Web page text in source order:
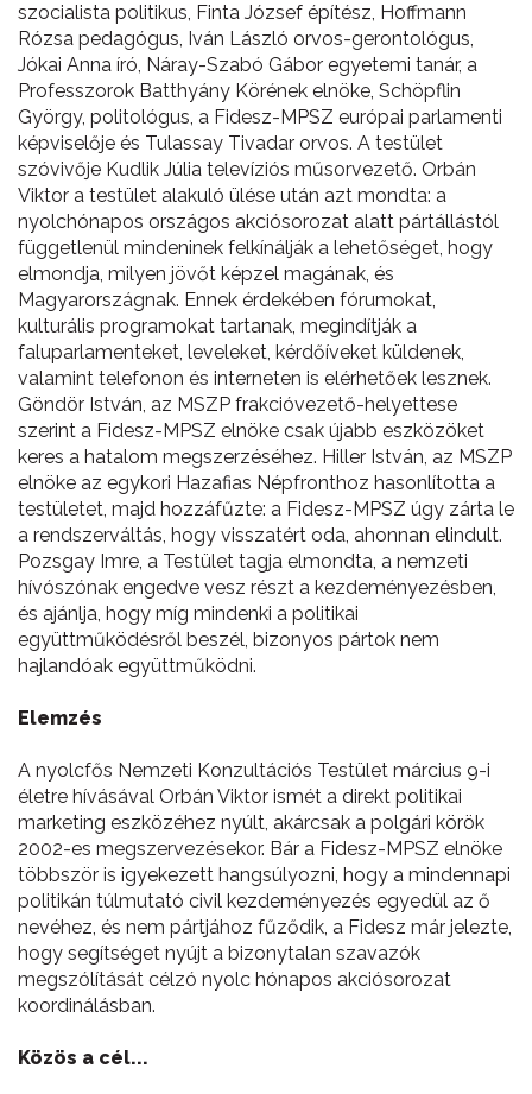
szocialista politikus, Finta József építész, Hoffmann
Rózsa pedagógus, Iván László orvos-gerontológus,
Jókai Anna író, Náray-Szabó Gábor egyetemi tanár, a
Professzorok Batthyány Körének elnöke, Schöpflin
György, politológus, a Fidesz-MPSZ európai parlamenti
képviselője és Tulassay Tivadar orvos. A testület
szóvivője Kudlik Júlia televíziós műsorvezető. Orbán
Viktor a testület alakuló ülése után azt mondta: a
nyolchónapos országos akciósorozat alatt pártállástól
függetlenül mindeninek felkínálják a lehetőséget, hogy
elmondja, milyen jövőt képzel magának, és
Magyarországnak. Ennek érdekében fórumokat,
kulturális programokat tartanak, megindítják a
faluparlamenteket, leveleket, kérdőíveket küldenek,
valamint telefonon és interneten is elérhetőek lesznek.
Göndör István, az MSZP frakcióvezető-helyettese
szerint a Fidesz-MPSZ elnöke csak újabb eszközöket
keres a hatalom megszerzéséhez. Hiller István, az MSZP
elnöke az egykori Hazafias Népfronthoz hasonlította a
testületet, majd hozzáfűzte: a Fidesz-MPSZ úgy zárta le
a rendszerváltás, hogy visszatért oda, ahonnan elindult.
Pozsgay Imre, a Testület tagja elmondta, a nemzeti
hívószónak engedve vesz részt a kezdeményezésben,
és ajánlja, hogy míg mindenki a politikai
együttműködésről beszél, bizonyos pártok nem
hajlandóak együttműködni.
Elemzés
A nyolcfős Nemzeti Konzultációs Testület március 9-i
életre hívásával Orbán Viktor ismét a direkt politikai
marketing eszközéhez nyúlt, akárcsak a polgári körök
2002-es megszervezésekor. Bár a Fidesz-MPSZ elnöke
többször is igyekezett hangsúlyozni, hogy a mindennapi
politikán túlmutató civil kezdeményezés egyedül az ő
nevéhez, és nem pártjához fűződik, a Fidesz már jelezte,
hogy segítséget nyújt a bizonytalan szavazók
megszólítását célzó nyolc hónapos akciósorozat
koordinálásban.
Közös a cél...